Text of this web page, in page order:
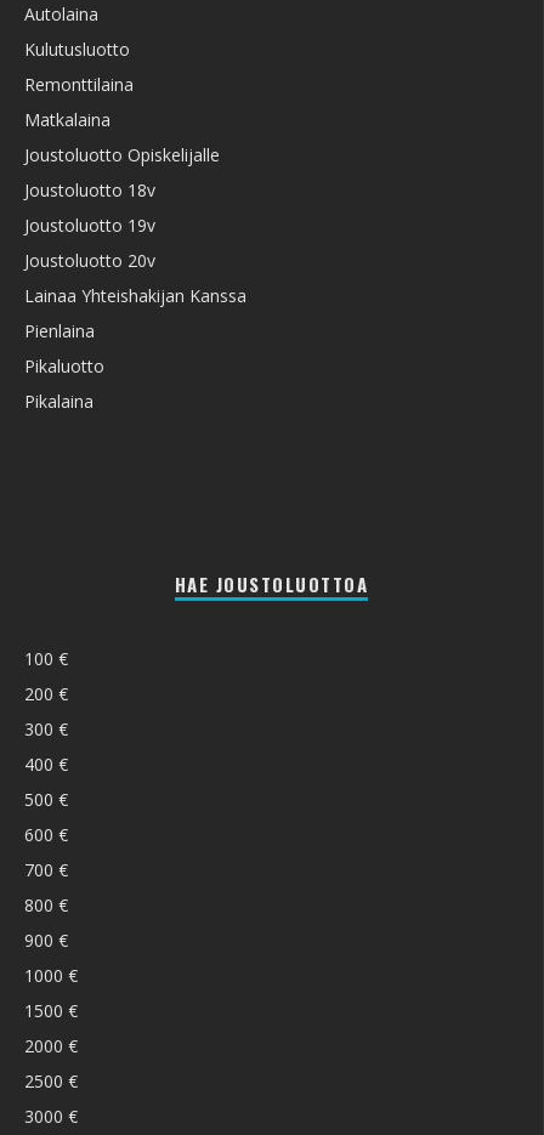
Autolaina
Kulutusluotto
Remonttilaina
Matkalaina
Joustoluotto Opiskelijalle
Joustoluotto 18v
Joustoluotto 19v
Joustoluotto 20v
Lainaa Yhteishakijan Kanssa
Pienlaina
Pikaluotto
Pikalaina
HAE JOUSTOLUOTTOA
100 €
200 €
300 €
400 €
500 €
600 €
700 €
800 €
900 €
1000 €
1500 €
2000 €
2500 €
3000 €